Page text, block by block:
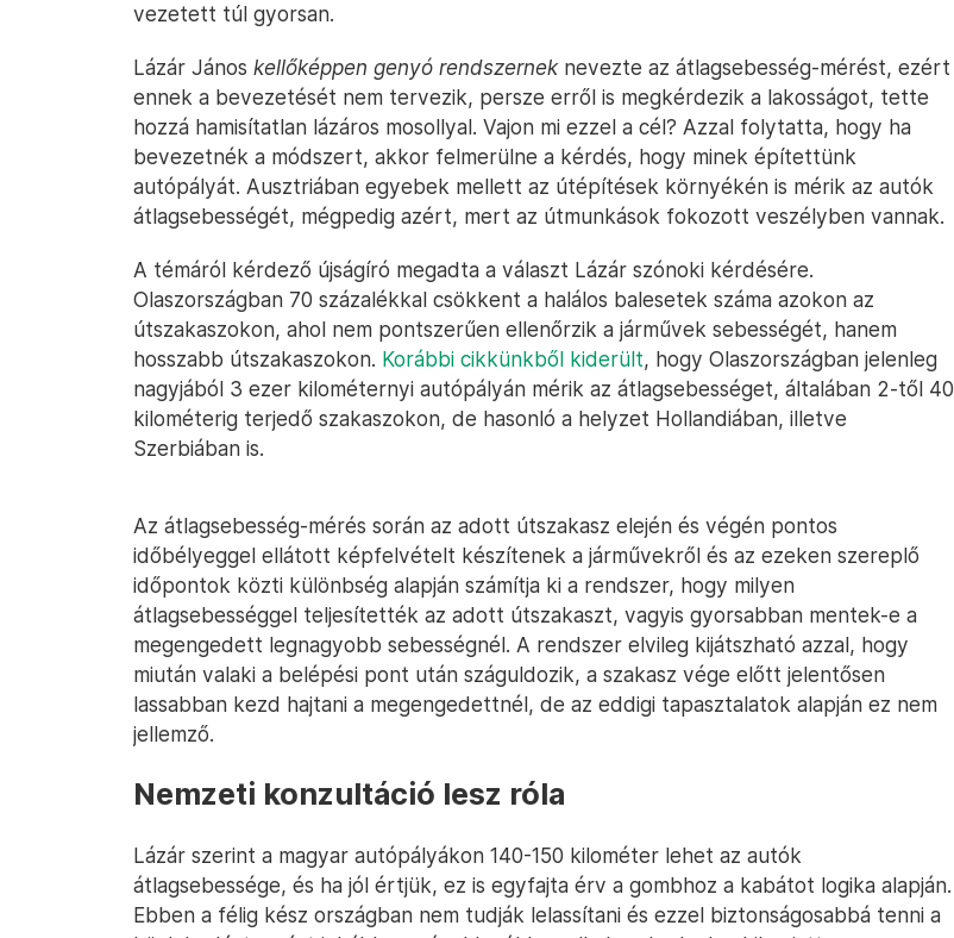
vezetett túl gyorsan.
Lázár János kellőképpen genyó rendszernek nevezte az átlagsebesség-mérést, ezért
ennek a bevezetését nem tervezik, persze erről is megkérdezik a lakosságot, tette
hozzá hamisítatlan lázáros mosollyal. Vajon mi ezzel a cél? Azzal folytatta, hogy ha
bevezetnék a módszert, akkor felmerülne a kérdés, hogy minek építettünk
autópályát. Ausztriában egyebek mellett az útépítések környékén is mérik az autók
átlagsebességét, mégpedig azért, mert az útmunkások fokozott veszélyben vannak.
A témáról kérdező újságíró megadta a választ Lázár szónoki kérdésére.
Olaszországban 70 százalékkal csökkent a halálos balesetek száma azokon az
útszakaszokon, ahol nem pontszerűen ellenőrzik a járművek sebességét, hanem
hosszabb útszakaszokon. Korábbi cikkünkből kiderült, hogy Olaszországban jelenleg
nagyjából 3 ezer kilométernyi autópályán mérik az átlagsebességet, általában 2-től 40
kilométerig terjedő szakaszokon, de hasonló a helyzet Hollandiában, illetve
Szerbiában is.
Az átlagsebesség-mérés során az adott útszakasz elején és végén pontos
időbélyeggel ellátott képfelvételt készítenek a járművekről és az ezeken szereplő
időpontok közti különbség alapján számítja ki a rendszer, hogy milyen
átlagsebességgel teljesítették az adott útszakaszt, vagyis gyorsabban mentek-e a
megengedett legnagyobb sebességnél. A rendszer elvileg kijátszható azzal, hogy
miután valaki a belépési pont után száguldozik, a szakasz vége előtt jelentősen
lassabban kezd hajtani a megengedettnél, de az eddigi tapasztalatok alapján ez nem
jellemző.
Nemzeti konzultáció lesz róla
Lázár szerint a magyar autópályákon 140-150 kilométer lehet az autók
átlagsebessége, és ha jól értjük, ez is egyfajta érv a gombhoz a kabátot logika alapján.
Ebben a félig kész országban nem tudják lelassítani és ezzel biztonságosabbá tenni a